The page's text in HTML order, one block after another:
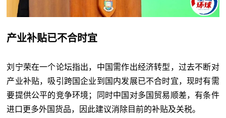
产业补贴已不合时宜
刘宁荣在一个论坛指出，中国需作出经济转型，过去不断对
产业补贴，吸引跨国企业到国内发展已不合时宜，现时有需
要提供公平的竞争环境；同时中国对多国贸易顺差，有条件
进口更多外国货品，因此建议消除目前的补贴及关税。